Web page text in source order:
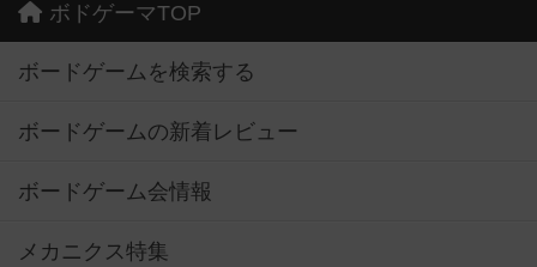
ボドゲーマTOP
ボードゲームを検索する
ボードゲームの新着レビュー
ボードゲーム会情報
メカニクス特集